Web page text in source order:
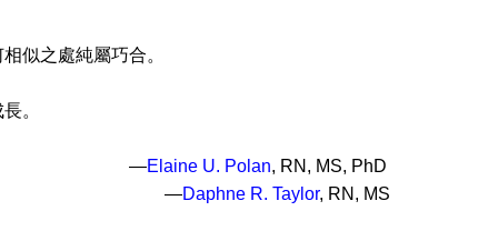
似之處純屬巧合。
。
Elaine U. Polan, RN, MS, PhD
Daphne R. Taylor, RN, MS